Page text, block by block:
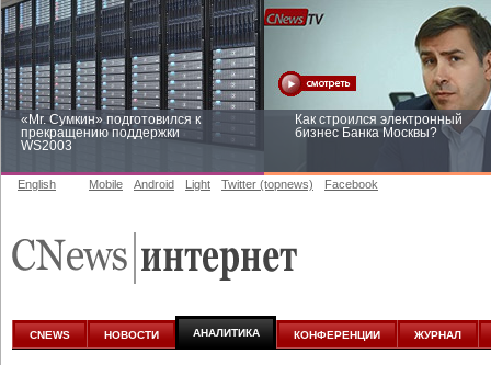
«Mr. Сумкин» подготовился к
прекращению поддержки
WS2003
Как строился электронный
бизнес Банка Москвы?
аналитике
English Mobile Android Light Twitter (topnews) Facebook
CNEWS НОВОСТИ АНАЛИТИКА КОНФЕРЕНЦИИ ЖУРНАЛ